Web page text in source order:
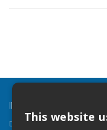
INFO
Discover Torrossa
This website